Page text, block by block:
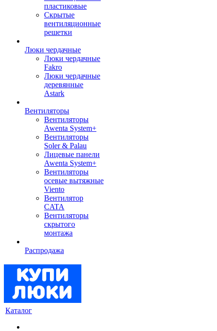
пластиковые
Скрытые
вентиляционные
решетки
Люки чердачные
Люки чердачные
Fakro
Люки чердачные
деревянные
Astark
Вентиляторы
Вентиляторы
Awenta System+
Вентиляторы
Soler & Palau
Лицевые панели
Awenta System+
Вентиляторы
осевые вытяжные
Viento
Вентилятор
CATA
Вентиляторы
скрытого
монтажа
Распродажа
Каталог